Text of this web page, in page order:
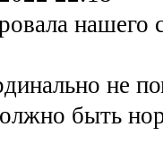
нашего
не
быть